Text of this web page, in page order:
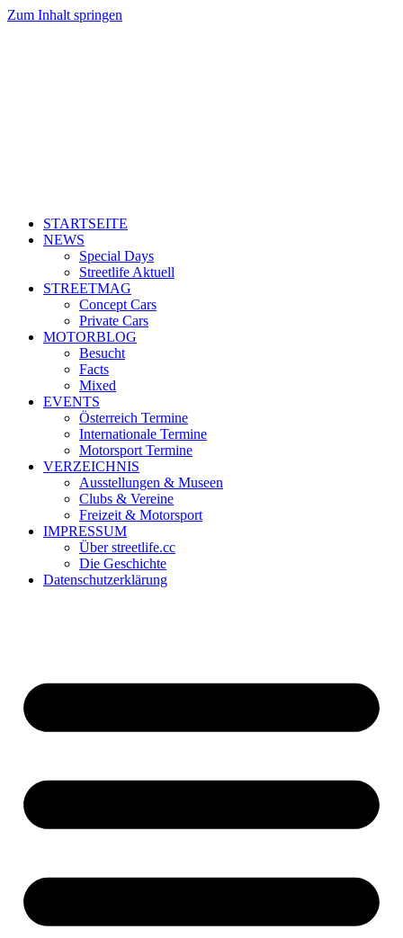
Zum Inhalt springen
STARTSEITE
NEWS
Special Days
Streetlife Aktuell
STREETMAG
Concept Cars
Private Cars
MOTORBLOG
Besucht
Facts
Mixed
EVENTS
Österreich Termine
Internationale Termine
Motorsport Termine
VERZEICHNIS
Ausstellungen & Museen
Clubs & Vereine
Freizeit & Motorsport
IMPRESSUM
Über streetlife.cc
Die Geschichte
Datenschutzerklärung